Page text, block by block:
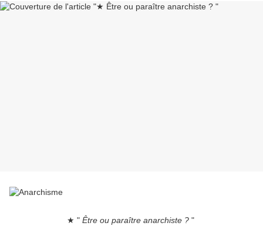
★ " Être ou paraître anarchiste ?"